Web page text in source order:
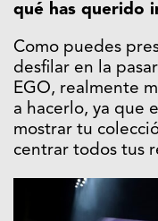
qué has querido
Como puedes
desfilar en la
EGO, realmente
a hacerlo, ya que
mostrar tu
centrar todos tus